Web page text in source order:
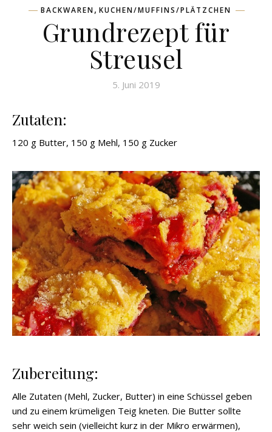
BACKWAREN, KUCHEN/MUFFINS/PLÄTZCHEN
Grundrezept für
Streusel
5. Juni 2019
Zutaten:
120 g Butter, 150 g Mehl, 150 g Zucker
Zubereitung:
Alle Zutaten (Mehl, Zucker, Butter) in eine Schüssel geben
und zu einem krümeligen Teig kneten. Die Butter sollte
sehr weich sein (vielleicht kurz in der Mikro erwärmen),